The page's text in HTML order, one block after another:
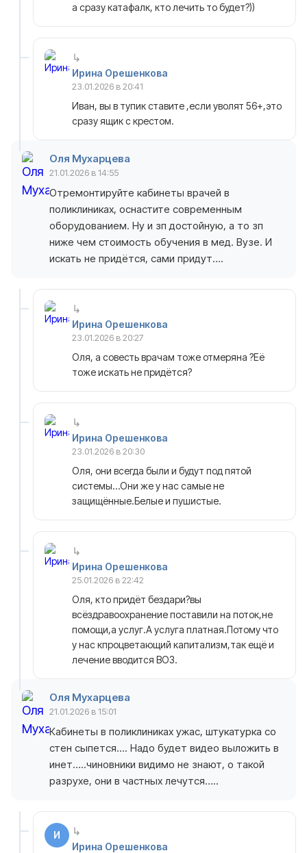
а сразу катафалк, кто лечить то будет?))
Ирина Орешенкова
23.01.2026 в 20:41
Иван, вы в тупик ставите ,если уволят 56+,это
сразу ящик с крестом.
Оля Мухарцева
21.01.2026 в 14:55
Отремонтируйте кабинеты врачей в
поликлиниках, оснастите современным
оборудованием. Ну и зп достойную, а то зп
ниже чем стоимость обучения в мед. Вузе. И
искать не придётся, сами придут….
Ирина Орешенкова
23.01.2026 в 20:27
Оля, а совесть врачам тоже отмеряна ?Её
тоже искать не придётся?
Ирина Орешенкова
23.01.2026 в 20:30
Оля, они всегда были и будут под пятой
системы…Они же у нас самые не
защищённые.Белые и пушистые.
Ирина Орешенкова
25.01.2026 в 22:42
Оля, кто придёт бездари?вы
всёздравоохранение поставили на поток,не
помощи,а услуг.А услуга платная.Потому что
у нас кпроцветающий капитализм,так ещё и
лечение вводится ВОЗ.
Оля Мухарцева
21.01.2026 в 15:01
Кабинеты в поликлиниках ужас, штукатурка со
стен сыпется…. Надо будет видео выложить в
инет…..чиновники видимо не знают, о такой
разрухе, они в частных лечутся…..
И
Ирина Орешенкова